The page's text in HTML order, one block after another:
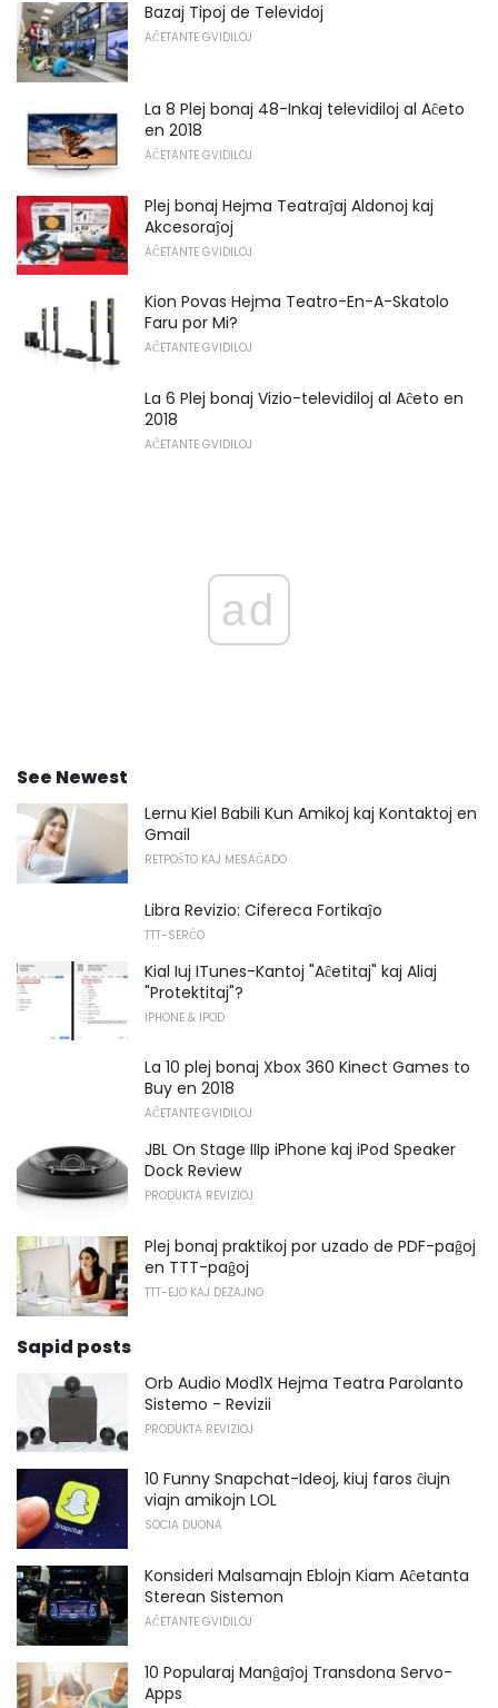
Bazaj Tipoj de Televidoj
AĈETANTE GVIDILOJ
La 8 Plej bonaj 48-Inkaj televidiloj al Aĉeto
en 2018
AĈETANTE GVIDILOJ
Plej bonaj Hejma Teatraĵaj Aldonoj kaj
Akcesoraĵoj
AĈETANTE GVIDILOJ
Kion Povas Hejma Teatro-En-A-Skatolo
Faru por Mi?
AĈETANTE GVIDILOJ
La 6 Plej bonaj Vizio-televidiloj al Aĉeto en
2018
AĈETANTE GVIDILOJ
ad
See Newest
Lernu Kiel Babili Kun Amikoj kaj Kontaktoj en
Gmail
RETPOŜTO KAJ MESAĜADO
Libra Revizio: Cifereca Fortikaĵo
TTT-SERĈO
Kial Iuj ITunes-Kantoj "Aĉetitaj" kaj Aliaj
"Protektitaj"?
IPHONE & IPOD
La 10 plej bonaj Xbox 360 Kinect Games to
Buy en 2018
AĈETANTE GVIDILOJ
JBL On Stage IIIp iPhone kaj iPod Speaker
Dock Review
PRODUKTA REVIZIOJ
Plej bonaj praktikoj por uzado de PDF-paĝoj
en TTT-paĝoj
TTT-EJO KAJ DEZAJNO
Sapid posts
Orb Audio Mod1X Hejma Teatra Parolanto
Sistemo - Revizii
PRODUKTA REVIZIOJ
10 Funny Snapchat-Ideoj, kiuj faros ĉiujn
viajn amikojn LOL
SOCIA DUONA
Konsideri Malsamajn Eblojn Kiam Aĉetanta
Sterean Sistemon
AĈETANTE GVIDILOJ
10 Popularaj Manĝaĵoj Transdona Servo-
Apps